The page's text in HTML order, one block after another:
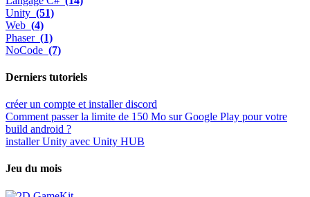
Unity (51)
Web (4)
Phaser (1)
NoCode (7)
Derniers tutoriels
créer un compte et installer discord
Comment passer la limite de 150 Mo sur Google Play pour votre
build android ?
installer Unity avec Unity HUB
Jeu du mois